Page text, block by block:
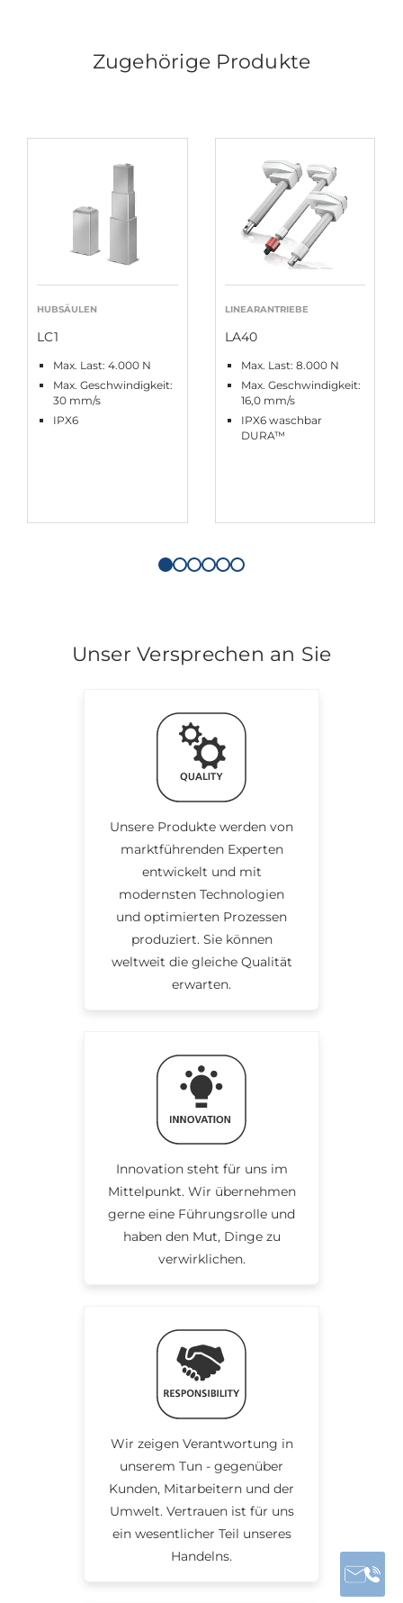
Zugehörige Produkte
HUBSÄULEN
LC1
Max. Last: 4.000 N
Max. Geschwindigkeit:
30 mm/s
IPX6
LINEARANTRIEBE
LA40
Max. Last: 8.000 N
Max. Geschwindigkeit:
16,0 mm/s
IPX6 waschbar
DURA™
Unser Versprechen an Sie
Unsere Produkte werden von
marktführenden Experten
entwickelt und mit
modernsten Technologien
und optimierten Prozessen
produziert. Sie können
weltweit die gleiche Qualität
erwarten.
Innovation steht für uns im
Mittelpunkt. Wir übernehmen
gerne eine Führungsrolle und
haben den Mut, Dinge zu
verwirklichen.
Wir zeigen Verantwortung in
unserem Tun - gegenüber
Kunden, Mitarbeitern und der
Umwelt. Vertrauen ist für uns
ein wesentlicher Teil unseres
Handelns.